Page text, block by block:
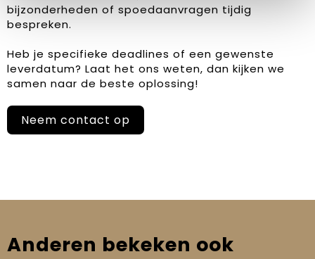
bijzonderheden of spoedaanvragen tijdig
bespreken.
Heb je specifieke deadlines of een gewenste
leverdatum? Laat het ons weten, dan kijken we
samen naar de beste oplossing!
Neem contact op
Anderen bekeken ook